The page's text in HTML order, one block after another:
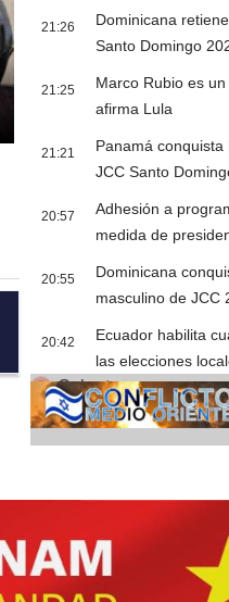
21:26
Dominicana
Santo Domingo
21:25
Marco Rubio es
afirma Lula
21:21
Panamá
JCC Santo
20:57
Adhesión a
medida de
20:55
Dominicana
masculino de JCC
20:42
Ecuador habilita
las elecciones
Cobertura